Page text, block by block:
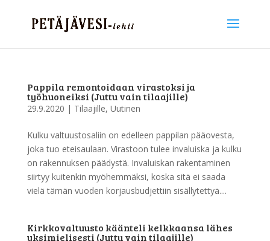
Pappila remontoidaan virastoksi ja
työhuoneiksi (Juttu vain tilaajille)
29.9.2020 | Tilaajille, Uutinen
Kulku valtuustosaliin on edelleen pappilan pääovesta,
joka tuo eteisaulaan. Virastoon tulee invaluiska ja kulku
on rakennuksen päädystä. Invaluiskan rakentaminen
siirtyy kuitenkin myöhemmäksi, koska sitä ei saada
vielä tämän vuoden korjausbudjettiin sisällytettyä....
Kirkkovaltuusto käänteli kelkkaansa lähes
yksimielisesti (Juttu vain tilaajille)